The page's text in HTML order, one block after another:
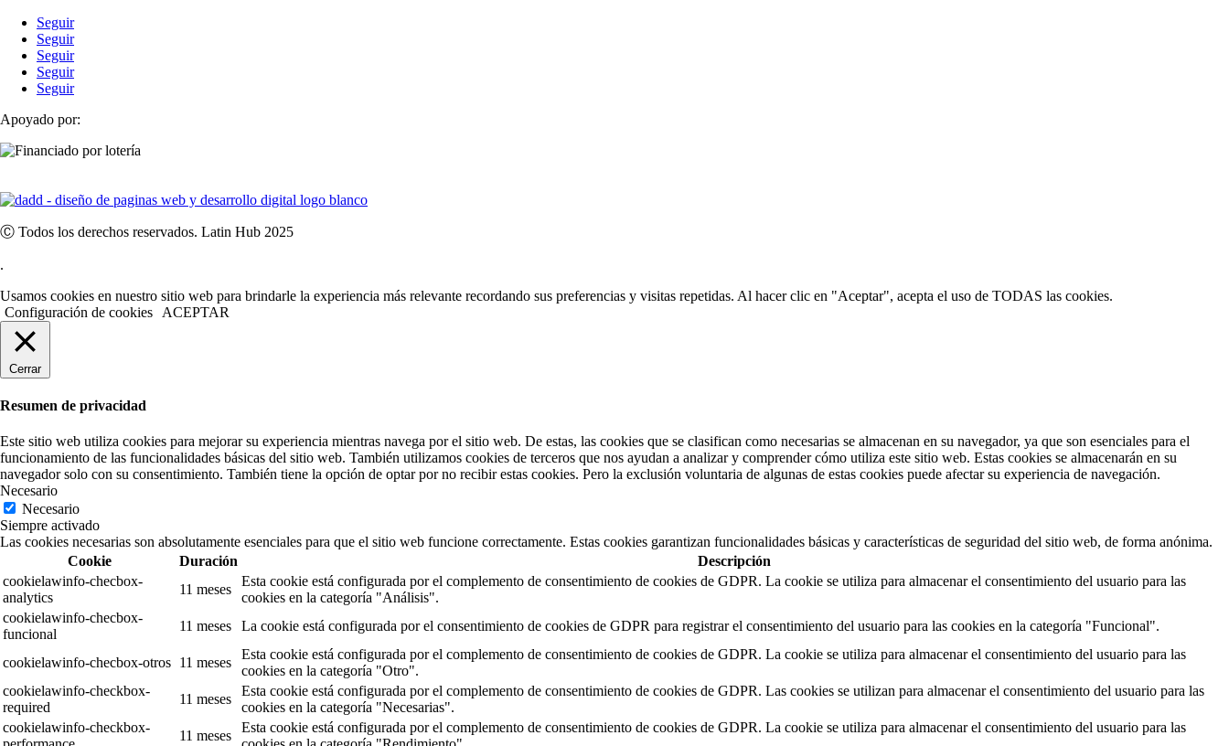
Seguir
Seguir
Seguir
Seguir
Seguir
Apoyado por:
Ⓒ Todos los derechos reservados. Latin Hub 2025
.
Usamos cookies en nuestro sitio web para brindarle la experiencia más relevante recordando sus preferencias y visitas repetidas. Al hacer clic en "Aceptar", acepta el uso de TODAS las cookies.
Configuración de cookies
ACEPTAR
Cerrar
Resumen de privacidad
Este sitio web utiliza cookies para mejorar su experiencia mientras navega por el sitio web. De estas, las cookies que se clasifican como necesarias se almacenan en su navegador, ya que son esenciales para el
funcionamiento de las funcionalidades básicas del sitio web. También utilizamos cookies de terceros que nos ayudan a analizar y comprender cómo utiliza este sitio web. Estas cookies se almacenarán en su
navegador solo con su consentimiento. También tiene la opción de optar por no recibir estas cookies. Pero la exclusión voluntaria de algunas de estas cookies puede afectar su experiencia de navegación.
Necesario
Necesario
Siempre activado
Las cookies necesarias son absolutamente esenciales para que el sitio web funcione correctamente. Estas cookies garantizan funcionalidades básicas y características de seguridad del sitio web, de forma anónima.
Cookie
Duración
Descripción
cookielawinfo-checbox-
analytics
11 meses
Esta cookie está configurada por el complemento de consentimiento de cookies de GDPR. La cookie se utiliza para almacenar el consentimiento del usuario para las
cookies en la categoría "Análisis".
cookielawinfo-checbox-
funcional
11 meses La cookie está configurada por el consentimiento de cookies de GDPR para registrar el consentimiento del usuario para las cookies en la categoría "Funcional".
cookielawinfo-checbox-otros 11 meses
Esta cookie está configurada por el complemento de consentimiento de cookies de GDPR. La cookie se utiliza para almacenar el consentimiento del usuario para las
cookies en la categoría "Otro".
cookielawinfo-checkbox-
required
11 meses
Esta cookie está configurada por el complemento de consentimiento de cookies de GDPR. Las cookies se utilizan para almacenar el consentimiento del usuario para las
cookies en la categoría "Necesarias".
cookielawinfo-checkbox-
11 meses
Esta cookie está configurada por el complemento de consentimiento de cookies de GDPR. La cookie se utiliza para almacenar el consentimiento del usuario para las